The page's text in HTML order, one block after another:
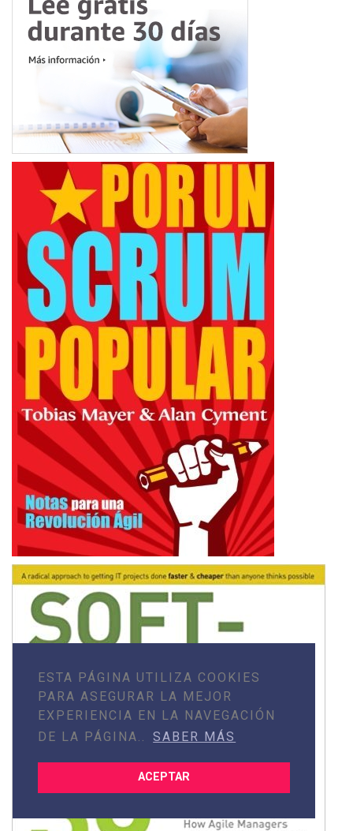
ESTA PÁGINA UTILIZA COOKIES
PARA ASEGURAR LA MEJOR
EXPERIENCIA EN LA NAVEGACIÓN
DE LA PÁGINA..
SABER MÁS
ACEPTAR